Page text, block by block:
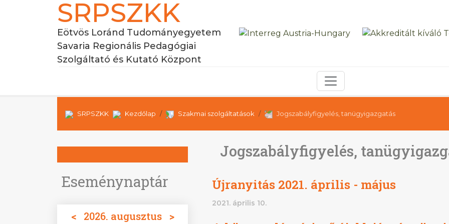
SRPSZKK
Eötvös Loránd Tudományegyetem
Savaria Regionális Pedagógiai
Szolgáltató és Kutató Központ
SRPSZKK Kezdőlap Szakmai szolgáltatások Jogszabályfigyelés, tanügyigazgatás
Eseménynaptár
< 2026. augusztus >
Jogszabályfigyelés,
Újranyitás 2021. április - május
2021. április 10.